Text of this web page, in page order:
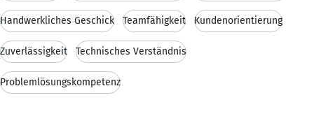
Handwerkliches Geschick Teamfähigkeit Kundenorientierung
Zuverlässigkeit Technisches Verständnis
Problemlösungskompetenz